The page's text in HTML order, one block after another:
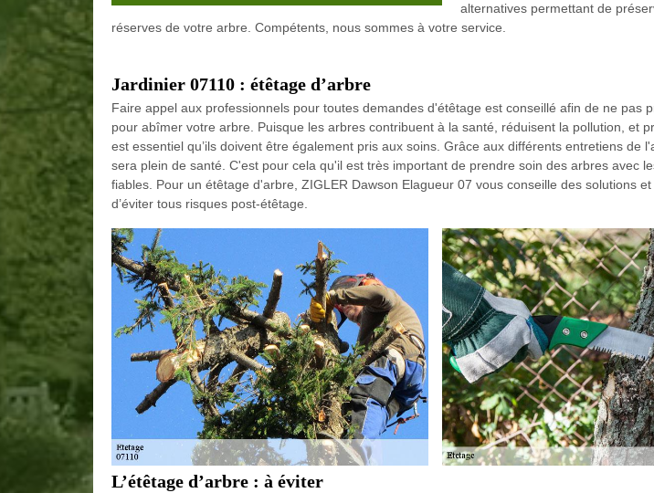
alternatives permettant de
réserves de votre arbre. Compétents, nous sommes à votre service.
Jardinier 07110 : étêtage d’arbre
Faire appel aux professionnels pour toutes demandes d'étêtage est conseillé afin de ne pas
pour abîmer votre arbre. Puisque les arbres contribuent à la santé, réduisent la pollution, et
est essentiel qu’ils doivent être également pris aux soins. Grâce aux différents entretiens de
sera plein de santé. C'est pour cela qu'il est très important de prendre soin des arbres avec
fiables. Pour un étêtage d'arbre, ZIGLER Dawson Elagueur 07 vous conseille des solutions
d’éviter tous risques post-étêtage.
L’étêtage d’arbre : à éviter